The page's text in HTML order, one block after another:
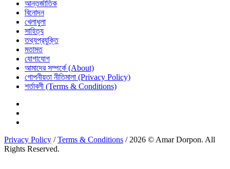
আন্তর্জাতিক
বিনোদন
খেলাধুলা
সাহিত্য
তথ্যপ্রযুক্তি
মতামত
যোগাযোগ
আমাদের সম্পর্কে (About)
গোপনীয়তা নীতিমালা (Privacy Policy)
শর্তাবলী (Terms & Conditions)
Privacy Policy /Terms & Conditions / 2026 © Amar Dorpon. All
Rights Reserved.